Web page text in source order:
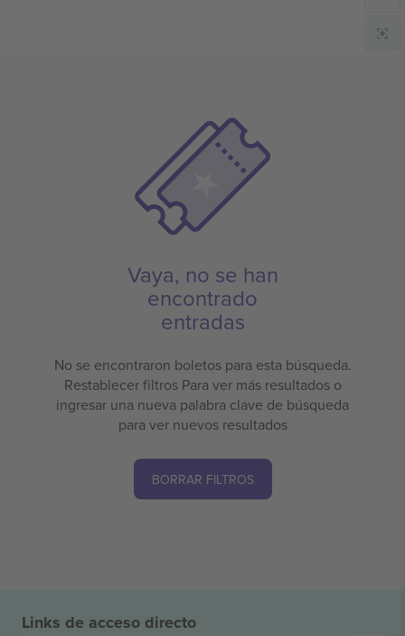
Vaya, no se han
encontrado
entradas
No se encontraron boletos para esta búsqueda.
Restablecer filtros Para ver más resultados o
ingresar una nueva palabra clave de búsqueda
para ver nuevos resultados
BORRAR FILTROS
Links de acceso directo